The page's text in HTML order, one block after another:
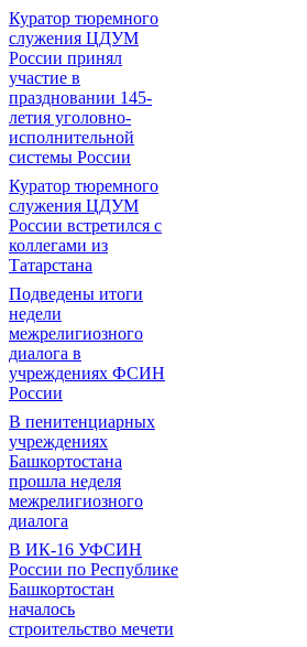
Куратор тюремного
служения ЦДУМ
России принял
участие в
праздновании 145-
летия уголовно-
исполнительной
системы России
Куратор тюремного
служения ЦДУМ
России встретился с
коллегами из
Татарстана
Подведены итоги
недели
межрелигиозного
диалога в
учреждениях ФСИН
России
В пенитенциарных
учреждениях
Башкортостана
прошла неделя
межрелигиозного
диалога
В ИК-16 УФСИН
России по Республике
Башкортостан
началось
строительство мечети